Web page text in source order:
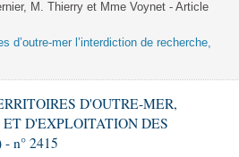
M. Thierry et Mme Voynet - Article
mer l’interdiction de recherche,
D'OUTRE-MER,
D'EXPLOITATION DES
- n° 2415